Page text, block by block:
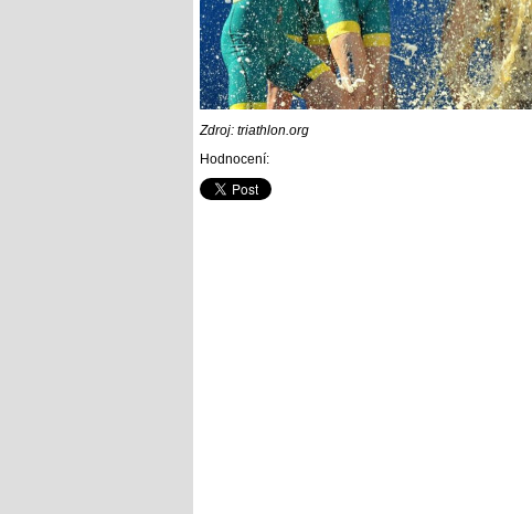
Zdroj: triathlon.org
Hodnocení: